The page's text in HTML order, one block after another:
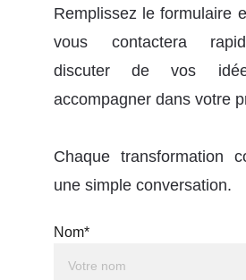
Remplissez le formulaire
vous contactera
discuter de vos
accompagner dans votre
Chaque transformation
une simple conversation.
Nom*